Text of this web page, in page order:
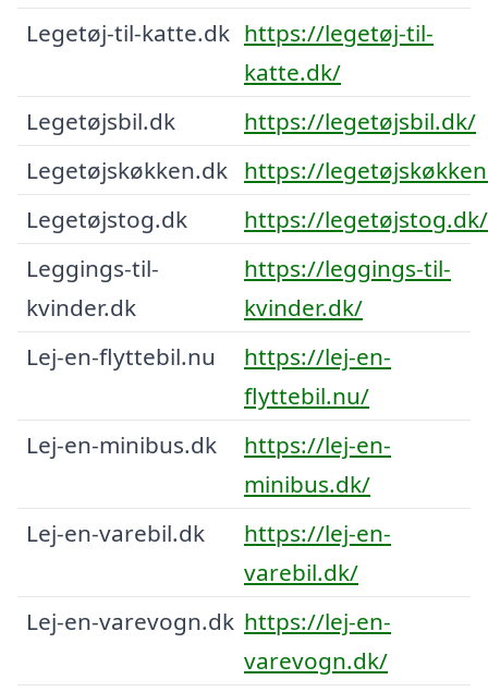
Legetøj-til-katte.dk https://legetøj-til-
katte.dk/
Legetøjsbil.dk
https://legetøjsbil.dk/
Legetøjskøkken.dk https://
Legetøjstog.dk
https://legetøjstog.dk/
Leggings-til-
kvinder.dk
https://leggings-til-
kvinder.dk/
Lej-en-flyttebil.nu
https://lej-en-
flyttebil.nu/
Lej-en-minibus.dk
https://lej-en-
minibus.dk/
Lej-en-varebil.dk
https://lej-en-
varebil.dk/
Lej-en-varevogn.dk https://lej-en-
varevogn.dk/